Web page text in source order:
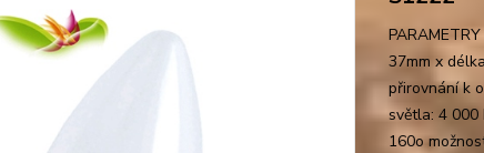
37mm x
přirovnání k
světla: 4
160o